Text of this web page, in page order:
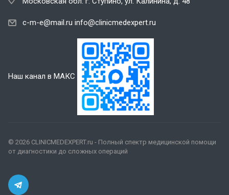
c-m-e@mail.ru info@clinicmedexpert.ru
Наш канал в МАКС
© 2026 CLINICMEDEXPERT.ru - Полный спектр медицинской помощи
от диагностики до сложных операций